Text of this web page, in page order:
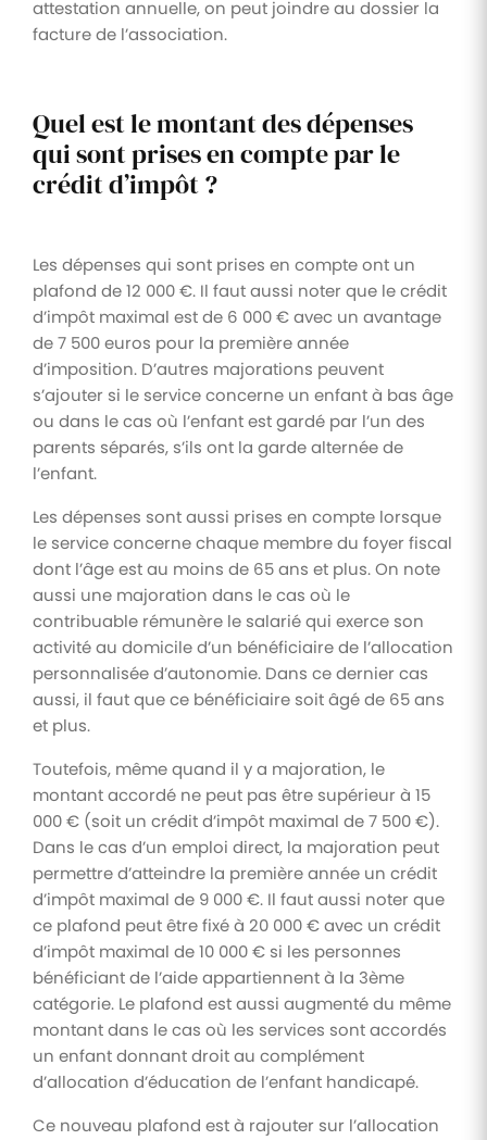
attestation annuelle, on peut joindre au dossier la
facture de l’association.
Quel est le montant des dépenses
qui sont prises en compte par le
crédit d’impôt ?
Les dépenses qui sont prises en compte ont un
plafond de 12 000 €. Il faut aussi noter que le crédit
d’impôt maximal est de 6 000 € avec un avantage
de 7 500 euros pour la première année
d’imposition. D’autres majorations peuvent
s’ajouter si le service concerne un enfant à bas âge
ou dans le cas où l’enfant est gardé par l’un des
parents séparés, s’ils ont la garde alternée de
l’enfant.
Les dépenses sont aussi prises en compte lorsque
le service concerne chaque membre du foyer fiscal
dont l’âge est au moins de 65 ans et plus. On note
aussi une majoration dans le cas où le
contribuable rémunère le salarié qui exerce son
activité au domicile d’un bénéficiaire de l’allocation
personnalisée d’autonomie. Dans ce dernier cas
aussi, il faut que ce bénéficiaire soit âgé de 65 ans
et plus.
Toutefois, même quand il y a majoration, le
montant accordé ne peut pas être supérieur à 15
000 € (soit un crédit d’impôt maximal de 7 500 €).
Dans le cas d’un emploi direct, la majoration peut
permettre d’atteindre la première année un crédit
d’impôt maximal de 9 000 €. Il faut aussi noter que
ce plafond peut être fixé à 20 000 € avec un crédit
d’impôt maximal de 10 000 € si les personnes
bénéficiant de l’aide appartiennent à la 3ème
catégorie. Le plafond est aussi augmenté du même
montant dans le cas où les services sont accordés
un enfant donnant droit au complément
d’allocation d’éducation de l’enfant handicapé.
Ce nouveau plafond est à rajouter sur l’allocation